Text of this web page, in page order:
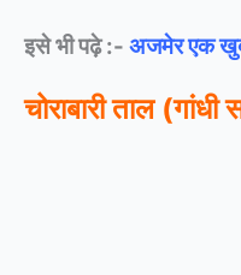
इसे भी पढ़े :- अजमेर एक
चोराबारी ताल